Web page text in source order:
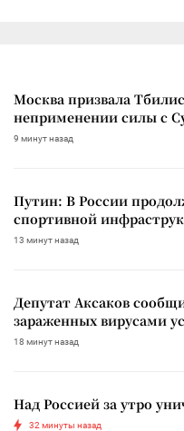
Москва призвала
неприменении силы с
9 минут назад
Путин: В России
спортивной
13 минут назад
Депутат Аксаков
зараженных вирусами
18 минут назад
Над Россией за утро
32 минуты назад